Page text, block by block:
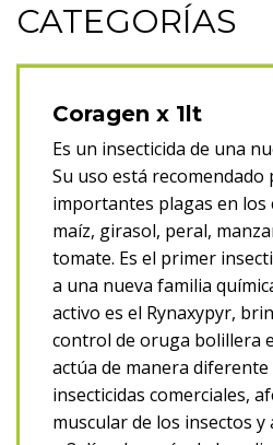
CATEGORÍAS
Terneros (1)
Engorde (4)
Protección de Maní
Herbicidas (6)
Insecticidas (2)
Fungicidas (2)
Protección soja
Herbicidas (12)
Insecticidas (8)
Fungicidas (1)
Inoculantes (5)
Protección de maíz
Herbicidas (6)
Insecticidas (1)
Fungicidas (2)
Fertilizantes (1)
Protección de trigo
Herbicidas (5)
Insecticidas (3)
Fungicidas (2)
Fertilizantes (1)
Coragen x 1lt
Es un insecticida de una
Su uso está recomendado
importantes plagas en los
maíz, girasol, peral,
tomate. Es el primer
a una nueva familia
activo es el Rynaxypyr,
control de oruga bolillera
actúa de manera
insecticidas comerciales,
muscular de los insectos y